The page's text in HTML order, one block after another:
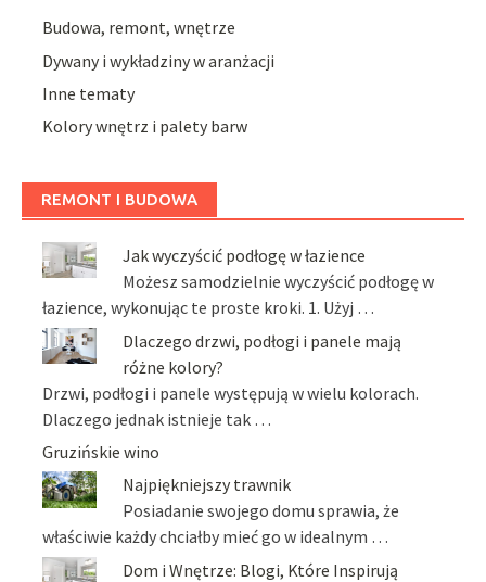
Budowa, remont, wnętrze
Dywany i wykładziny w aranżacji
Inne tematy
Kolory wnętrz i palety barw
REMONT I BUDOWA
Jak wyczyścić podłogę w łazience
Możesz samodzielnie wyczyścić podłogę w
łazience, wykonując te proste kroki. 1. Użyj …
Dlaczego drzwi, podłogi i panele mają
różne kolory?
Drzwi, podłogi i panele występują w wielu kolorach.
Dlaczego jednak istnieje tak …
Gruzińskie wino
Najpiękniejszy trawnik
Posiadanie swojego domu sprawia, że
właściwie każdy chciałby mieć go w idealnym …
Dom i Wnętrze: Blogi, Które Inspirują